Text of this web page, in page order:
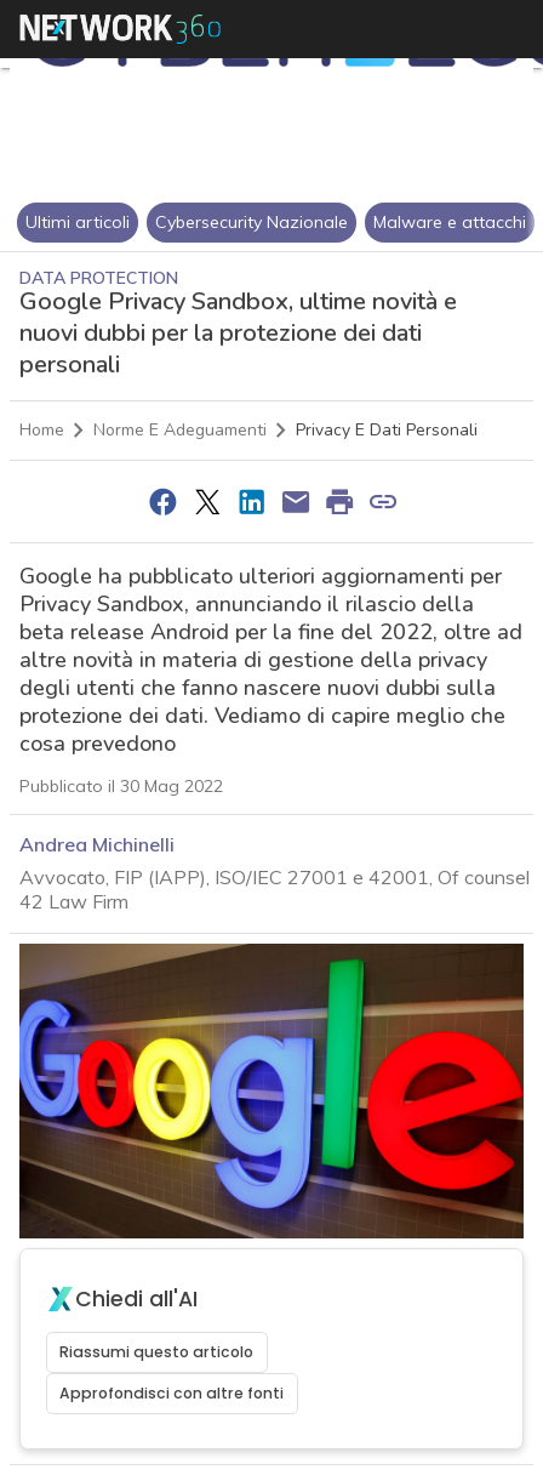
Ultimi articoli Cybersecurity Nazionale Malware e attacchi
DATA PROTECTION
Google Privacy Sandbox, ultime novità e
nuovi dubbi per la protezione dei dati
personali
Home Norme E Adeguamenti Privacy E Dati Personali
Google ha pubblicato ulteriori aggiornamenti per
Privacy Sandbox, annunciando il rilascio della
beta release Android per la fine del 2022, oltre ad
altre novità in materia di gestione della privacy
degli utenti che fanno nascere nuovi dubbi sulla
protezione dei dati. Vediamo di capire meglio che
cosa prevedono
Pubblicato il 30 Mag 2022
Andrea Michinelli
Avvocato, FIP (IAPP), ISO/IEC 27001 e 42001, Of counsel
42 Law Firm
Chiedi all'AI
Riassumi questo articolo
Approfondisci con altre fonti